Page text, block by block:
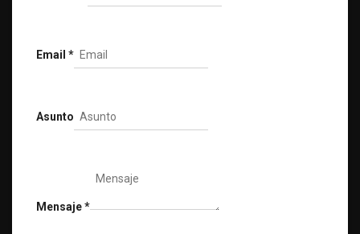
Email *
Asunto
Mensaje*